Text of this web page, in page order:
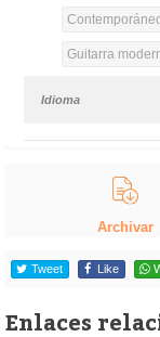
Guitarra
Idioma
Archivar
Tweet Like
Enlaces